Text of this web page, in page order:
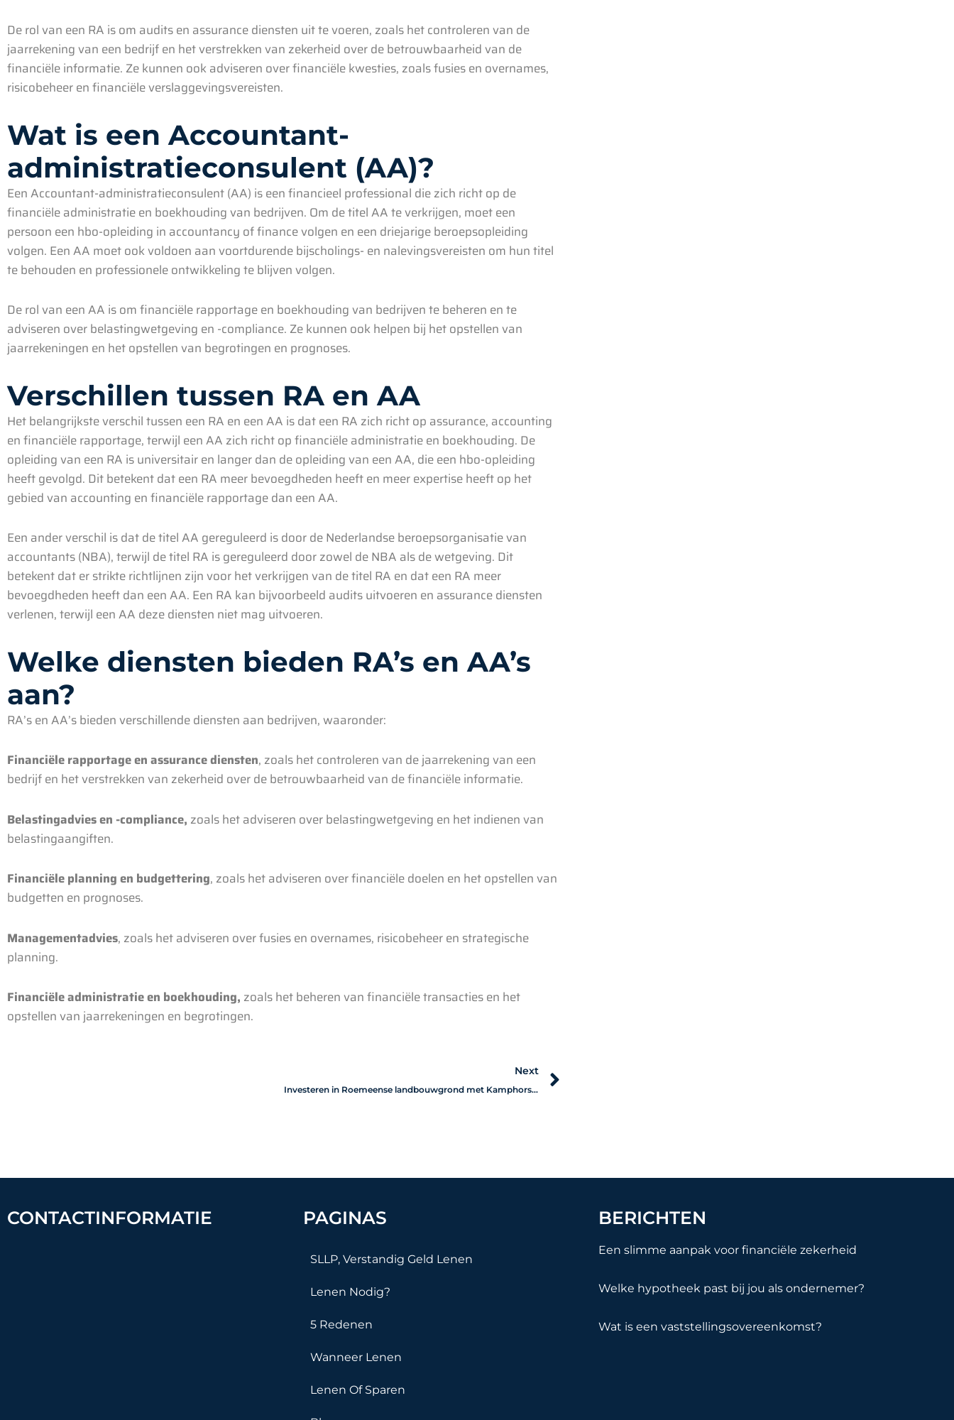
De rol van een RA is om audits en assurance diensten uit te voeren, zoals het controleren van de
jaarrekening van een bedrijf en het verstrekken van zekerheid over de betrouwbaarheid van de
financiële informatie. Ze kunnen ook adviseren over financiële kwesties, zoals fusies en overnames,
risicobeheer en financiële verslaggevingsvereisten.
Wat is een Accountant-
administratieconsulent (AA)?
Een Accountant-administratieconsulent (AA) is een financieel professional die zich richt op de
financiële administratie en boekhouding van bedrijven. Om de titel AA te verkrijgen, moet een
persoon een hbo-opleiding in accountancy of finance volgen en een driejarige beroepsopleiding
volgen. Een AA moet ook voldoen aan voortdurende bijscholings- en nalevingsvereisten om hun titel
te behouden en professionele ontwikkeling te blijven volgen.
De rol van een AA is om financiële rapportage en boekhouding van bedrijven te beheren en te
adviseren over belastingwetgeving en -compliance. Ze kunnen ook helpen bij het opstellen van
jaarrekeningen en het opstellen van begrotingen en prognoses.
Verschillen tussen RA en AA
Het belangrijkste verschil tussen een RA en een AA is dat een RA zich richt op assurance, accounting
en financiële rapportage, terwijl een AA zich richt op financiële administratie en boekhouding. De
opleiding van een RA is universitair en langer dan de opleiding van een AA, die een hbo-opleiding
heeft gevolgd. Dit betekent dat een RA meer bevoegdheden heeft en meer expertise heeft op het
gebied van accounting en financiële rapportage dan een AA.
Een ander verschil is dat de titel AA gereguleerd is door de Nederlandse beroepsorganisatie van
accountants (NBA), terwijl de titel RA is gereguleerd door zowel de NBA als de wetgeving. Dit
betekent dat er strikte richtlijnen zijn voor het verkrijgen van de titel RA en dat een RA meer
bevoegdheden heeft dan een AA. Een RA kan bijvoorbeeld audits uitvoeren en assurance diensten
verlenen, terwijl een AA deze diensten niet mag uitvoeren.
Welke diensten bieden RA’s en AA’s
aan?
RA’s en AA’s bieden verschillende diensten aan bedrijven, waaronder:
Financiële rapportage en assurance diensten, zoals het controleren van de jaarrekening van een
bedrijf en het verstrekken van zekerheid over de betrouwbaarheid van de financiële informatie.
Belastingadvies en -compliance, zoals het adviseren over belastingwetgeving en het indienen van
belastingaangiften.
Financiële planning en budgettering, zoals het adviseren over financiële doelen en het opstellen van
budgetten en prognoses.
Managementadvies, zoals het adviseren over fusies en overnames, risicobeheer en strategische
planning.
Financiële administratie en boekhouding, zoals het beheren van financiële transacties en het
opstellen van jaarrekeningen en begrotingen.
Next
Investeren in Roemeense landbouwgrond met Kamphorst Agrofondsen
CONTACTINFORMATIE PAGINAS
SLLP, Verstandig Geld Lenen
Lenen Nodig?
5 Redenen
Wanneer Lenen
Lenen Of Sparen
BERICHTEN
Een slimme aanpak voor financiële zekerheid
Welke hypotheek past bij jou als ondernemer?
Wat is een vaststellingsovereenkomst?